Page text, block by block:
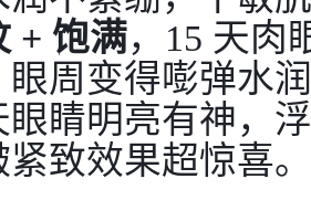
+ 饱满，15 天肉
眼周变得嘭弹水
眼睛明亮有神，
紧致效果超惊喜。